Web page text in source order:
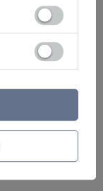
209,00 zł /